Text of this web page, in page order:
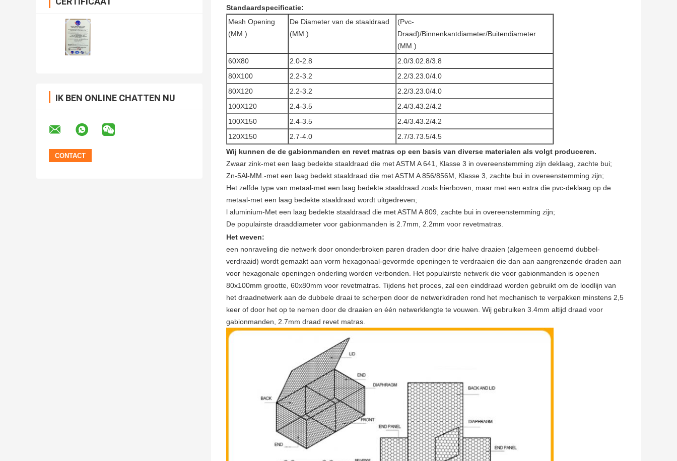
IK BEN ONLINE CHATTEN NU
Standaardspecificatie:
Mesh Opening
(MM.)
De Diameter van de staaldraad
(MM.)
(Pvc-
Draad)/Binnenkantdiameter/Buitendiameter
(MM.)
60X80
2.0-2.8
2.0/3.02.8/3.8
80X100
2.2-3.2
2.2/3.23.0/4.0
80X120
2.2-3.2
2.2/3.23.0/4.0
100X120
2.4-3.5
2.4/3.43.2/4.2
100X150
2.4-3.5
2.4/3.43.2/4.2
120X150
2.7-4.0
2.7/3.73.5/4.5
Wij kunnen de de gabionmanden en revet matras op een basis van diverse materialen als volgt produceren.
Zwaar zink-met een laag bedekte staaldraad die met ASTM A 641, Klasse 3 in overeenstemming zijn deklaag, zachte bui;
Zn-5Al-MM.-met een laag bedekt staaldraad die met ASTM A 856/856M, Klasse 3, zachte bui in overeenstemming zijn;
Het zelfde type van metaal-met een laag bedekte staaldraad zoals hierboven, maar met een extra die pvc-deklaag op de
metaal-met een laag bedekte staaldraad wordt uitgedreven;
l aluminium-Met een laag bedekte staaldraad die met ASTM A 809, zachte bui in overeenstemming zijn;
De populairste draaddiameter voor gabionmanden is 2.7mm, 2.2mm voor revetmatras.
Het weven:
een nonraveling die netwerk door ononderbroken paren draden door drie halve draaien (algemeen genoemd dubbel-
verdraaid) wordt gemaakt aan vorm hexagonaal-gevormde openingen te verdraaien die dan aan aangrenzende draden aan
voor hexagonale openingen onderling worden verbonden. Het populairste netwerk die voor gabionmanden is openen
80x100mm grootte, 60x80mm voor revetmatras. Tijdens het proces, zal een einddraad worden gebruikt om de loodlijn van
het draadnetwerk aan de dubbele draai te scherpen door de netwerkdraden rond het mechanisch te verpakken minstens 2,5
keer of door het op te nemen door de draaien en één netwerklengte te vouwen. Wij gebruiken 3.4mm altijd draad voor
gabionmanden, 2.7mm draad revet matras.